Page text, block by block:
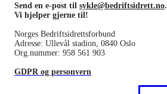
Send en e-post til sykle@bedriftsidrett.no.
Vi hjelper gjerne til!
Norges Bedriftsidrettsforbund
Adresse: Ullevål stadion, 0840 Oslo
Org.nummer: 958 561 903
GDPR og personvern